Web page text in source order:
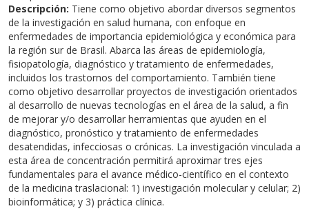
Cursos de Idiomas
Residências Médicas
Diplomados
Trabalhe Conosco
Univates & Você - Comunidade
Orquestra Gustavo Adolfo Univates
Escolas
Descripción: Tiene como objetivo abordar diversos segmentos
de la investigación en salud humana, con enfoque en
enfermedades de importancia epidemiológica y económica para
la región sur de Brasil. Abarca las áreas de epidemiología,
fisiopatología, diagnóstico y tratamiento de enfermedades,
incluidos los trastornos del comportamiento. También tiene
como objetivo desarrollar proyectos de investigación orientados
al desarrollo de nuevas tecnologías en el área de la salud, a fin
de mejorar y/o desarrollar herramientas que ayuden en el
diagnóstico, pronóstico y tratamiento de enfermedades
desatendidas, infecciosas o crónicas. La investigación vinculada a
esta área de concentración permitirá aproximar tres ejes
fundamentales para el avance médico-científico en el contexto
de la medicina traslacional: 1) investigación molecular y celular; 2)
bioinformática; y 3) práctica clínica.